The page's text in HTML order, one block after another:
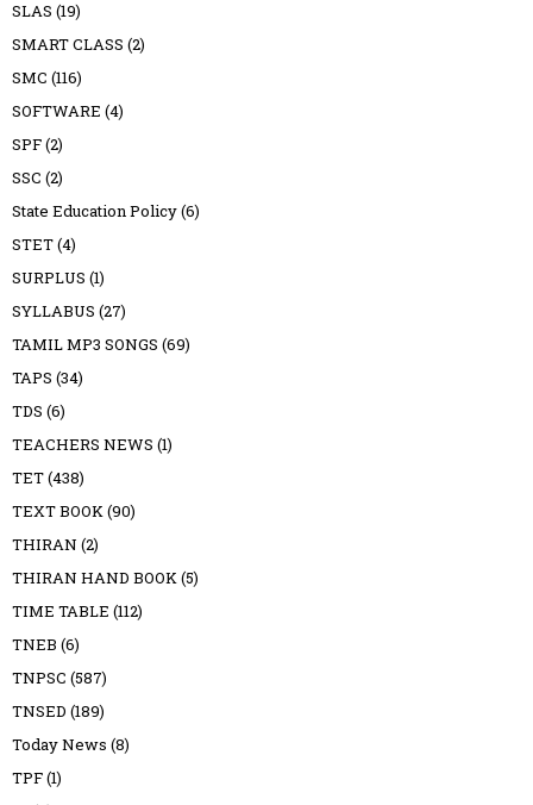
SLAS (19)
SMART CLASS (2)
SMC (116)
SOFTWARE (4)
SPF(2)
SSC (2)
State Education Policy(6)
STET(4)
SURPLUS (1)
SYLLABUS (27)
TAMIL MP3 SONGS (69)
TAPS (34)
TDS (6)
TEACHERS NEWS (1)
TET(438)
TEXT BOOK(90)
THIRAN (2)
THIRAN HAND BOOK(5)
TIME TABLE (112)
TNEB (6)
TNPSC (587)
TNSED (189)
Today News (8)
TPF(1)